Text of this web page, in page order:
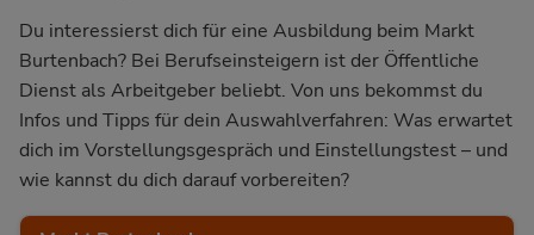
Du interessierst dich für eine Ausbildung beim Markt
Burtenbach? Bei Berufseinsteigern ist der Öffentliche
Dienst als Arbeitgeber beliebt. Von uns bekommst du
Infos und Tipps für dein Auswahlverfahren: Was erwartet
dich im Vorstellungsgespräch und Einstellungstest – und
wie kannst du dich darauf vorbereiten?